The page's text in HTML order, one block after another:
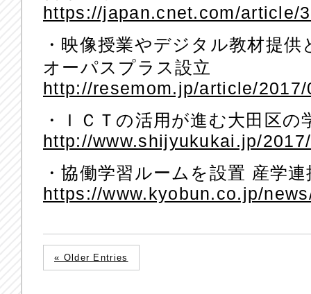
https://japan.cnet.com/article/
・映像授業やデジタル教材提
オーパスプラス設立
http://resemom.jp/article/
・ＩＣＴの活用が進む大田区の
http://www.shijyukukai.jp/
・協働学習ルームを設置 産学
https://www.kyobun.co.jp/
« Older Entries